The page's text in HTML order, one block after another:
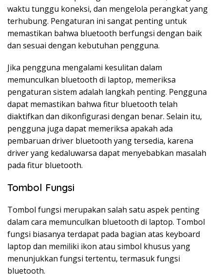
waktu tunggu koneksi, dan mengelola perangkat yang
terhubung. Pengaturan ini sangat penting untuk
memastikan bahwa bluetooth berfungsi dengan baik
dan sesuai dengan kebutuhan pengguna.
Jika pengguna mengalami kesulitan dalam
memunculkan bluetooth di laptop, memeriksa
pengaturan sistem adalah langkah penting. Pengguna
dapat memastikan bahwa fitur bluetooth telah
diaktifkan dan dikonfigurasi dengan benar. Selain itu,
pengguna juga dapat memeriksa apakah ada
pembaruan driver bluetooth yang tersedia, karena
driver yang kedaluwarsa dapat menyebabkan masalah
pada fitur bluetooth.
Tombol Fungsi
Tombol fungsi merupakan salah satu aspek penting
dalam cara memunculkan bluetooth di laptop. Tombol
fungsi biasanya terdapat pada bagian atas keyboard
laptop dan memiliki ikon atau simbol khusus yang
menunjukkan fungsi tertentu, termasuk fungsi
bluetooth.